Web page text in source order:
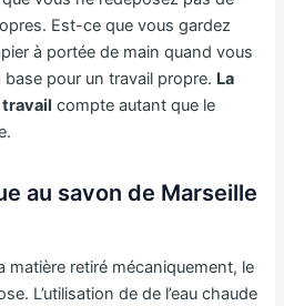
Est-ce que vous gardez
à portée de main quand vous
base pour un travail propre. La
compte autant que le
au savon de Marseille
matière retiré mécaniquement, le
L’utilisation de de l’eau chaude